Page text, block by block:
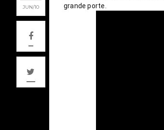
JUN 10
grande porte.